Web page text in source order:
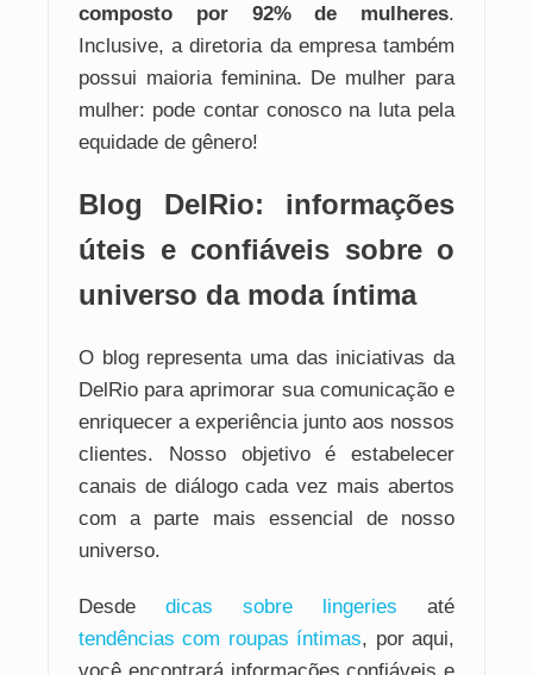
composto por 92% de mulheres.
Inclusive, a diretoria da empresa também
possui maioria feminina. De mulher para
mulher: pode contar conosco na luta pela
equidade de gênero!
Blog DelRio: informações
úteis e confiáveis sobre o
universo da moda íntima
O blog representa uma das iniciativas da
DelRio para aprimorar sua comunicação e
enriquecer a experiência junto aos nossos
clientes. Nosso objetivo é estabelecer
canais de diálogo cada vez mais abertos
com a parte mais essencial de nosso
universo.
Desde dicas sobre lingeries até
tendências com roupas íntimas, por aqui,